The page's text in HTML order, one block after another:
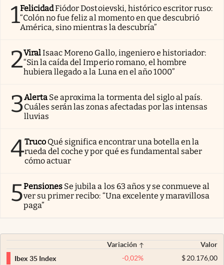
1FelicidadFiódor Dostoievski, histórico escritor ruso:
“Colón no fue feliz al momento en que descubrió
América, sino mientras la descubría”
2ViralIsaac Moreno Gallo, ingeniero e historiador:
“Sin la caída del Imperio romano, el hombre
hubiera llegado a la Luna en el año 1000”
3Alerta Se aproxima la tormenta del siglo al país.
Cuáles serán las zonas afectadas por las intensas
lluvias
4Truco Qué significa encontrar una botella en la
rueda del coche y por qué es fundamental saber
cómo actuar
5Pensiones Se jubila a los 63 años y se conmueve al
ver su primer recibo: “Una excelente y maravillosa
paga”
Variación
Valor
Ibex 35 Index
-0,02% $20.176,00